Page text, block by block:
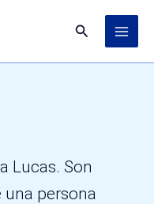
Buscar
Lucas. Son
persona